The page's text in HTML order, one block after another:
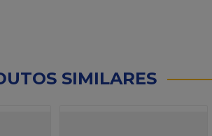
SIMILARES